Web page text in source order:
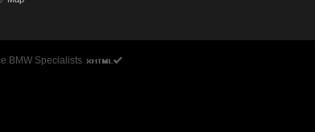
BMW Specialists